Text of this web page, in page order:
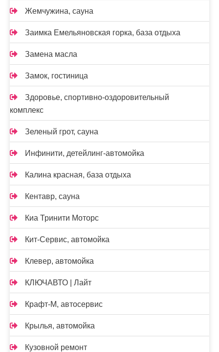
Жемчужина, сауна
Заимка Емельяновская горка, база отдыха
Замена масла
Замок, гостиница
Здоровье, спортивно-оздоровительный
комплекс
Зеленый грот, сауна
Инфинити, детейлинг-автомойка
Калина красная, база отдыха
Кентавр, сауна
Киа Тринити Моторс
Кит-Сервис, автомойка
Клевер, автомойка
КЛЮЧАВТО | Лайт
Крафт-М, автосервис
Крылья, автомойка
Кузовной ремонт